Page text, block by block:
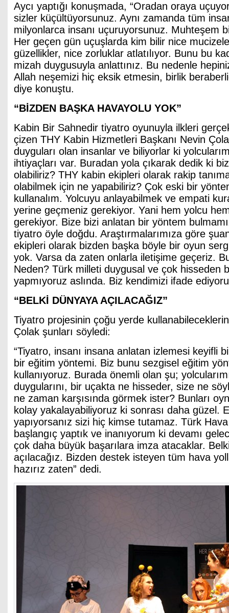
Aycı yaptığı konuşmada, “Oradan oraya
sizler küçültüyorsunuz. Aynı zamanda tüm
milyonlarca insanı uçuruyorsunuz. Muhteşem
Her geçen gün uçuşlarda kim bilir nice
güzellikler, nice zorluklar atlatılıyor. Bunu bu
mizah duygusuyla anlattınız. Bu nedenle
Allah neşemizi hiç eksik etmesin, birlik
diye konuştu.
“BİZDEN BAŞKA HAVAYOLU YOK”
Kabin Bir Sahnedir tiyatro oyunuyla ilkleri
çizen THY Kabin Hizmetleri Başkanı Nevin
duyguları olan insanlar ve biliyorlar ki
ihtiyaçları var. Buradan yola çıkarak dedik ki
olabiliriz? THY kabin ekipleri olarak rakip
olabilmek için ne yapabiliriz? Çok eski bir
kullanalım. Yolcuyu anlayabilmek ve empati
yerine geçmeniz gerekiyor. Yani hem yolcu
gerekiyor. Bize bizi anlatan bir yöntem
tiyatro öyle doğdu. Araştırmalarımıza göre
ekipleri olarak bizden başka böyle bir oyun
yok. Varsa da zaten onlarla iletişime geçeriz.
Neden? Türk milleti duygusal ve çok hisseden
yapmıyoruz aslında. Biz kendimizi ifade
“BELKİ DÜNYAYA AÇILACAĞIZ”
Tiyatro projesinin çoğu yerde
Çolak şunları söyledi:
“Tiyatro, insanı insana anlatan izlemesi keyifli
bir eğitim yöntemi. Biz bunu sezgisel eğitim
kullanıyoruz. Burada önemli olan şu;
duygularını, bir uçakta ne hisseder, size ne
ne zaman karşısında görmek ister? Bunları
kolay yakalayabiliyoruz ki sonrası daha güzel.
yapıyorsanız sizi hiç kimse tutamaz. Türk
başlangıç yaptık ve inanıyorum ki devamı
çok daha büyük başarılara imza atacaklar.
açılacağız. Bizden destek isteyen tüm hava
hazırız zaten” dedi.